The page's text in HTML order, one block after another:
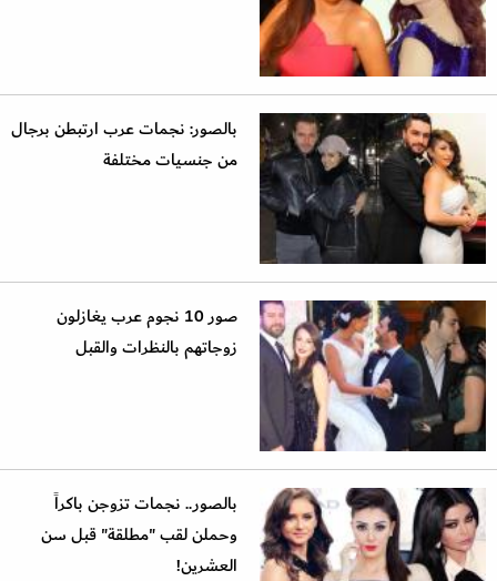
بالصور: نجمات عرب ارتبطن برجال
من جنسيات مختلفة
صور 10 نجوم عرب يغازلون
زوجاتهم بالنظرات والقبل
بالصور.. نجمات تزوجن باكراً
وحملن لقب "مطلقة" قبل سن
العشرين!